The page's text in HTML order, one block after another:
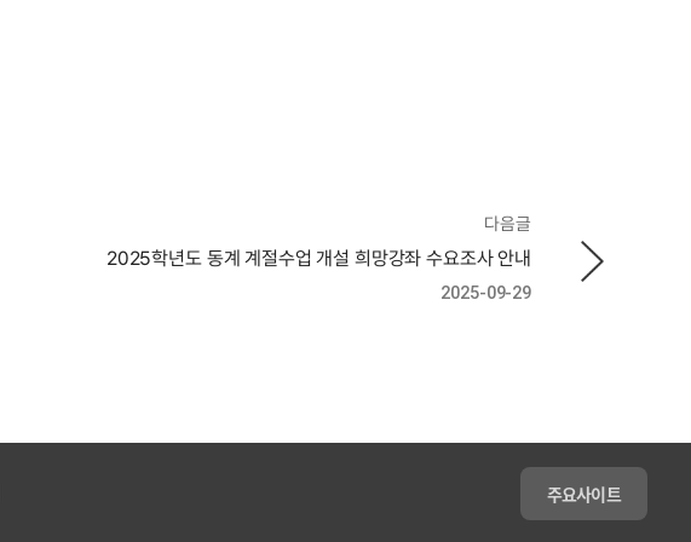
다음글
2025학년도 동계 계절수업 개설 희망강좌 수요조사 안내
2025-09-29
주요사이트